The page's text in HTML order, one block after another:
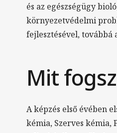
és az egészségügy
környezetvédelmi
fejlesztésével,
Mit
A képzés első évében
kémia, Szerves kémia,